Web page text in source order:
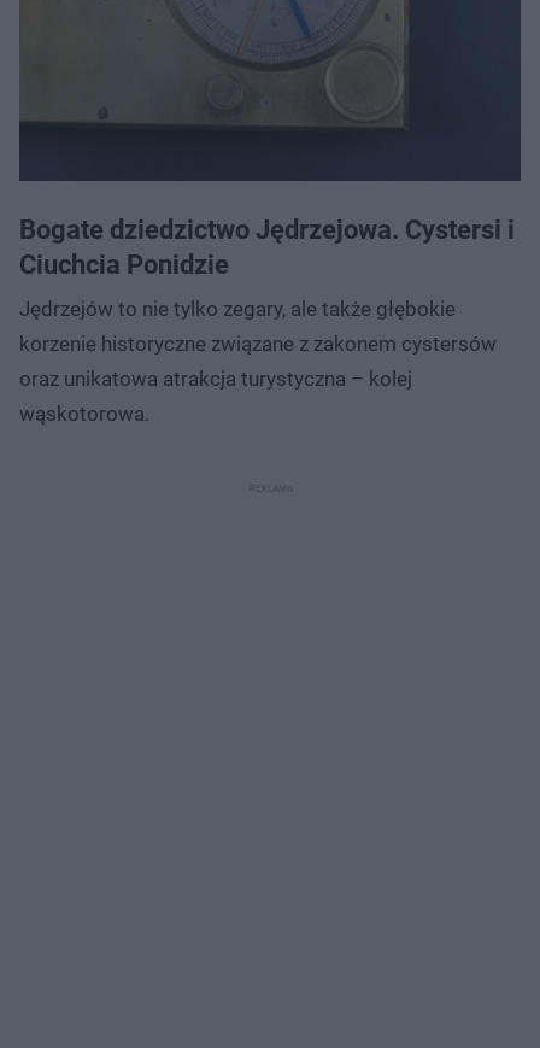
Bogate dziedzictwo Jędrzejowa. Cystersi i
Ciuchcia Ponidzie
Jędrzejów to nie tylko zegary, ale także głębokie
korzenie historyczne związane z zakonem cystersów
oraz unikatowa atrakcja turystyczna – kolej
wąskotorowa.